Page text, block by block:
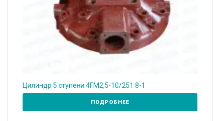
Цилиндр 5 ступени 4ГМ2,5-10/251 8-1
ПОДРОБНЕЕ